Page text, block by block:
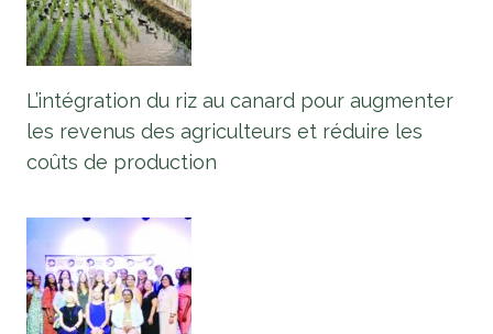
L’intégration du riz au canard pour augmenter
les revenus des agriculteurs et réduire les
coûts de production